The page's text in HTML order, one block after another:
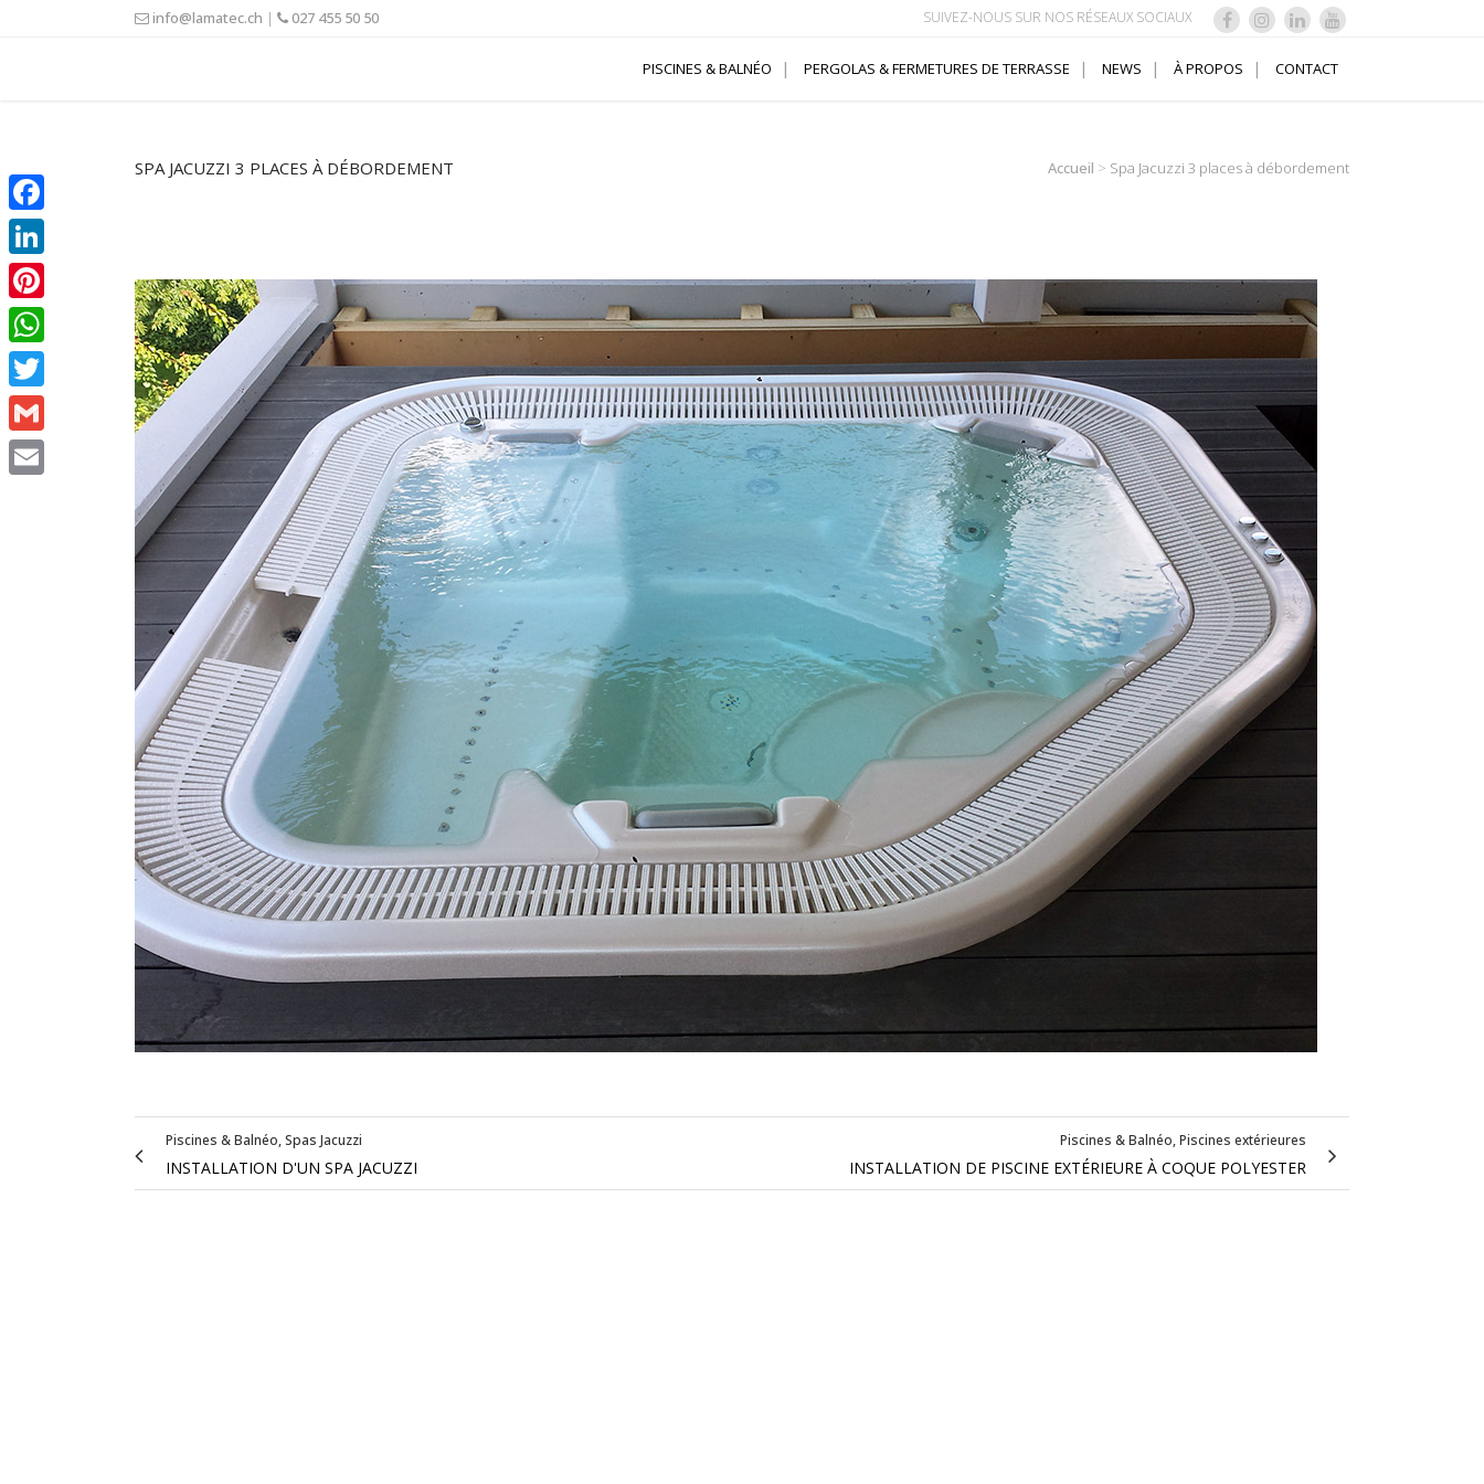
info@lamatec.ch | 027 455 50 50 SUIVEZ-NOUS SUR NOS RÉSEAUX SOCIAUX
PISCINES & BALNÉO PERGOLAS & FERMETURES DE TERRASSE NEWS À PROPOS CONTACT
SPA JACUZZI 3 PLACES À DÉBORDEMENT Accueil > Spa Jacuzzi 3 places à débordement
Piscines & Balnéo, Spas Jacuzzi
INSTALLATION D'UN SPA JACUZZI
Piscines & Balnéo, Piscines extérieures
INSTALLATION DE PISCINE EXTÉRIEURE À COQUE POLYESTER
Rue de l'Ile Falcon 22, 3960 Sierre - Suisse
info@lamatec.ch
+41 27 455 50 50
+41 79 220 48 92(spas & chauffage)
À PROPOS
L'entreprise Lamatec SA située à Sierre, en Valais,
est active dans l'installation de fermetures de
spas, sauna, hammam...En savoir plus
INSCRIVEZ-VOUS À NOTRE NEWSLETTER !
Facebook
LinkedIn
Pinterest
WhatsApp
Twitter
Gmail